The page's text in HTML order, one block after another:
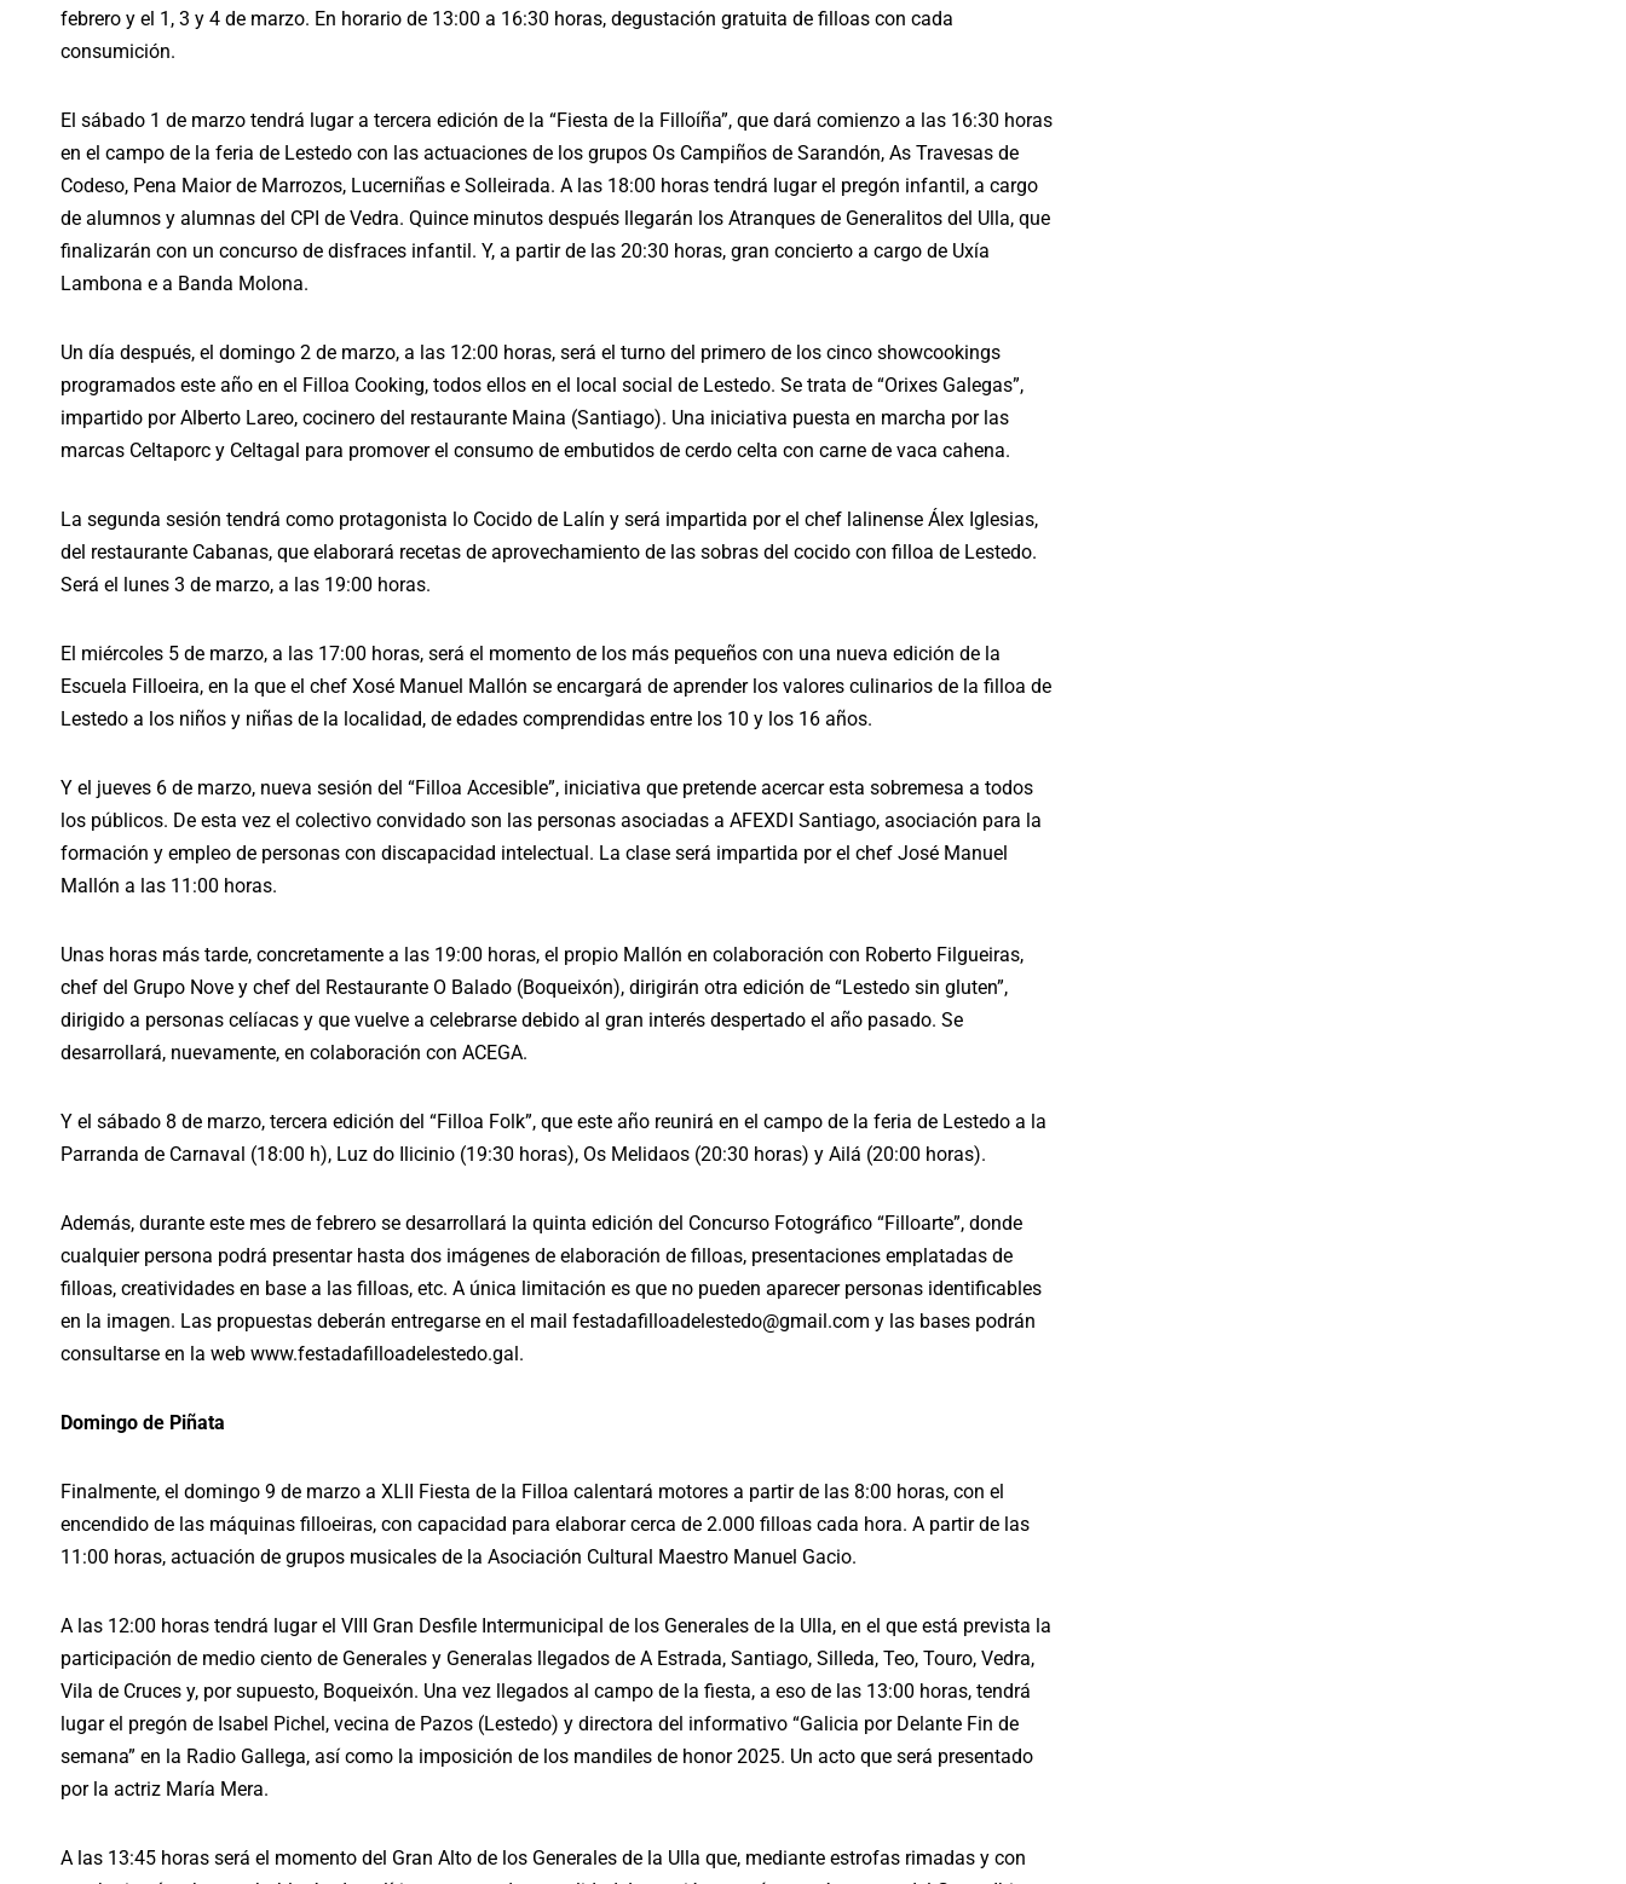
febrero y el 1, 3 y 4 de marzo. En horario de 13:00 a 16:30 horas, degustación gratuita de filloas con cada
consumición.
El sábado 1 de marzo tendrá lugar a tercera edición de la “Fiesta de la Filloíña”, que dará comienzo a las 16:30 horas
en el campo de la feria de Lestedo con las actuaciones de los grupos Os Campiños de Sarandón, As Travesas de
Codeso, Pena Maior de Marrozos, Lucerniñas e Solleirada. A las 18:00 horas tendrá lugar el pregón infantil, a cargo
de alumnos y alumnas del CPI de Vedra. Quince minutos después llegarán los Atranques de Generalitos del Ulla, que
finalizarán con un concurso de disfraces infantil. Y, a partir de las 20:30 horas, gran concierto a cargo de Uxía
Lambona e a Banda Molona.
Un día después, el domingo 2 de marzo, a las 12:00 horas, será el turno del primero de los cinco showcookings
programados este año en el Filloa Cooking, todos ellos en el local social de Lestedo. Se trata de “Orixes Galegas”,
impartido por Alberto Lareo, cocinero del restaurante Maina (Santiago). Una iniciativa puesta en marcha por las
marcas Celtaporc y Celtagal para promover el consumo de embutidos de cerdo celta con carne de vaca cahena.
La segunda sesión tendrá como protagonista lo Cocido de Lalín y será impartida por el chef lalinense Álex Iglesias,
del restaurante Cabanas, que elaborará recetas de aprovechamiento de las sobras del cocido con filloa de Lestedo.
Será el lunes 3 de marzo, a las 19:00 horas.
El miércoles 5 de marzo, a las 17:00 horas, será el momento de los más pequeños con una nueva edición de la
Escuela Filloeira, en la que el chef Xosé Manuel Mallón se encargará de aprender los valores culinarios de la filloa de
Lestedo a los niños y niñas de la localidad, de edades comprendidas entre los 10 y los 16 años.
Y el jueves 6 de marzo, nueva sesión del “Filloa Accesible”, iniciativa que pretende acercar esta sobremesa a todos
los públicos. De esta vez el colectivo convidado son las personas asociadas a AFEXDI Santiago, asociación para la
formación y empleo de personas con discapacidad intelectual. La clase será impartida por el chef José Manuel
Mallón a las 11:00 horas.
Unas horas más tarde, concretamente a las 19:00 horas, el propio Mallón en colaboración con Roberto Filgueiras,
chef del Grupo Nove y chef del Restaurante O Balado (Boqueixón), dirigirán otra edición de “Lestedo sin gluten”,
dirigido a personas celíacas y que vuelve a celebrarse debido al gran interés despertado el año pasado. Se
desarrollará, nuevamente, en colaboración con ACEGA.
Y el sábado 8 de marzo, tercera edición del “Filloa Folk”, que este año reunirá en el campo de la feria de Lestedo a la
Parranda de Carnaval (18:00 h), Luz do Ilicinio (19:30 horas), Os Melidaos (20:30 horas) y Ailá (20:00 horas).
Además, durante este mes de febrero se desarrollará la quinta edición del Concurso Fotográfico “Filloarte”, donde
cualquier persona podrá presentar hasta dos imágenes de elaboración de filloas, presentaciones emplatadas de
filloas, creatividades en base a las filloas, etc. A única limitación es que no pueden aparecer personas identificables
en la imagen. Las propuestas deberán entregarse en el mail festadafilloadelestedo@gmail.com y las bases podrán
consultarse en la web www.festadafilloadelestedo.gal.
Domingo de Piñata
Finalmente, el domingo 9 de marzo a XLII Fiesta de la Filloa calentará motores a partir de las 8:00 horas, con el
encendido de las máquinas filloeiras, con capacidad para elaborar cerca de 2.000 filloas cada hora. A partir de las
11:00 horas, actuación de grupos musicales de la Asociación Cultural Maestro Manuel Gacio.
A las 12:00 horas tendrá lugar el VIII Gran Desfile Intermunicipal de los Generales de la Ulla, en el que está prevista la
participación de medio ciento de Generales y Generalas llegados de A Estrada, Santiago, Silleda, Teo, Touro, Vedra,
Vila de Cruces y, por supuesto, Boqueixón. Una vez llegados al campo de la fiesta, a eso de las 13:00 horas, tendrá
lugar el pregón de Isabel Pichel, vecina de Pazos (Lestedo) y directora del informativo “Galicia por Delante Fin de
semana” en la Radio Gallega, así como la imposición de los mandiles de honor 2025. Un acto que será presentado
por la actriz María Mera.
A las 13:45 horas será el momento del Gran Alto de los Generales de la Ulla que, mediante estrofas rimadas y con